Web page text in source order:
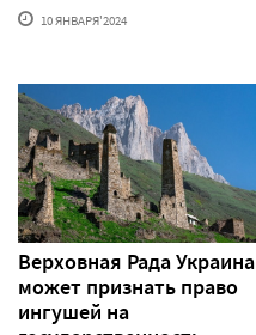
10 ЯНВАРЯ'2024
Верховная Рада Украина
может признать право
ингушей на